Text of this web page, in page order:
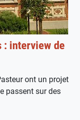
: interview de
ont un projet
passent sur des